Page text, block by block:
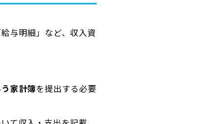
与明細」など、収入資
家計簿を提出する必要